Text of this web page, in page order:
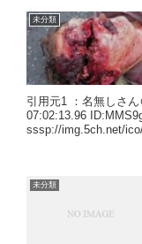
未分類
引用元1 ：名無しさ
07:02:13.96
sssp://img.5ch.net/
未分類